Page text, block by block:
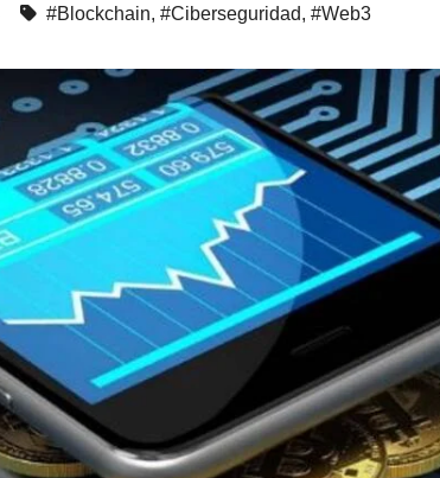
#Blockchain, #Ciberseguridad, #Web3